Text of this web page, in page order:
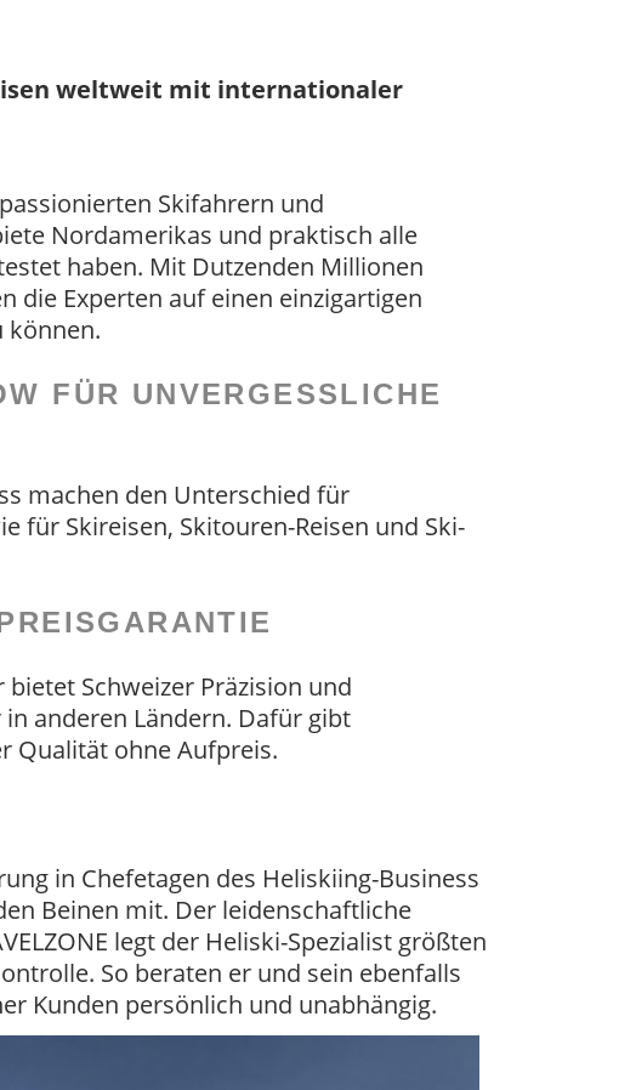
weltweit mit internationaler
Skifahrern und
Nordamerikas und praktisch alle
haben. Mit Dutzenden Millionen
die Experten auf einen einzigartigen
können.
FÜR UNVERGESSLICHE
machen den Unterschied für
für Skireisen, Skitouren-Reisen und Ski-
bietet Schweizer Präzision und
anderen Ländern. Dafür gibt
Qualität ohne Aufpreis.
in Chefetagen des Heliskiing-Business
Beinen mit. Der leidenschaftliche
legt der Heliski-Spezialist größten
So beraten er und sein ebenfalls
Kunden persönlich und unabhängig.